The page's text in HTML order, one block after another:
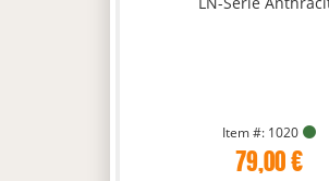
Item #: 1020
79,00 €